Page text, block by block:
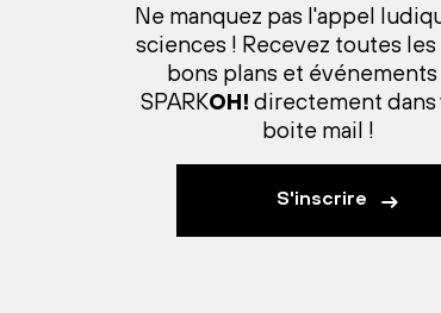
Ne manquez pas l'appel
sciences ! Recevez toutes les
bons plans et
SPARKOH! directement
boite mail !
S'inscrire